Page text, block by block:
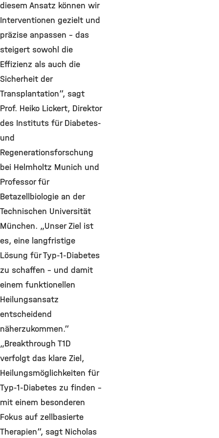
diesem Ansatz können wir
Interventionen gezielt und
präzise anpassen – das
steigert sowohl die
Effizienz als auch die
Sicherheit der
Transplantation“, sagt
Prof. Heiko Lickert, Direktor
des Instituts für Diabetes-
und
Regenerationsforschung
bei Helmholtz Munich und
Professor für
Betazellbiologie an der
Technischen Universität
München. „Unser Ziel ist
es, eine langfristige
Lösung für Typ-1-Diabetes
zu schaffen – und damit
einem funktionellen
Heilungsansatz
entscheidend
näherzukommen.“
„Breakthrough T1D
verfolgt das klare Ziel,
Heilungsmöglichkeiten für
Typ-1-Diabetes zu finden –
mit einem besonderen
Fokus auf zellbasierte
Therapien“, sagt Nicholas